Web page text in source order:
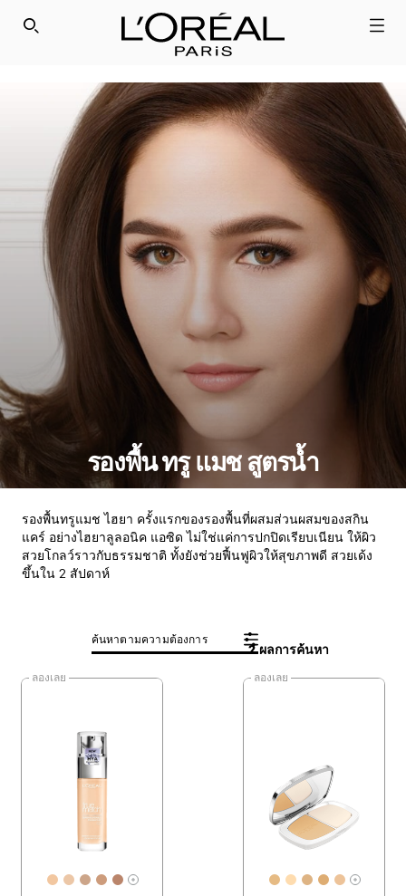
SEARCH THIS SITE
รองพื้น ทรู แมช สูตรน้ำ
รองพื้นทรูแมช ไฮยา ครั้งแรกของรองพื้นที่ผสมส่วนผสมของสกิน
แคร์ อย่างไฮยาลูลอนิค แอซิด ไม่ใช่แค่การปกปิดเรียบเนียน ให้ผิว
สวยโกลว์ราวกับธรรมชาติ ทั้งยังช่วยฟื้นฟูผิวให้สุขภาพดี สวยเด้ง
ขึ้นใน 2 สัปดาห์
2 ผลการค้นหา
ค้นหาตามความต้องการ
ลองเลย
[Color]: #F2C7A0
[Color]: #ECC7A7
[Color]: #CCA589
[Color]: #CD9C7C
[Color]: #BA856B
More shades are available
ลองเลย
[Color]: #e6bb84
[Color]: #fedcaf
[Color]:
[Color]:
[Color]:
More